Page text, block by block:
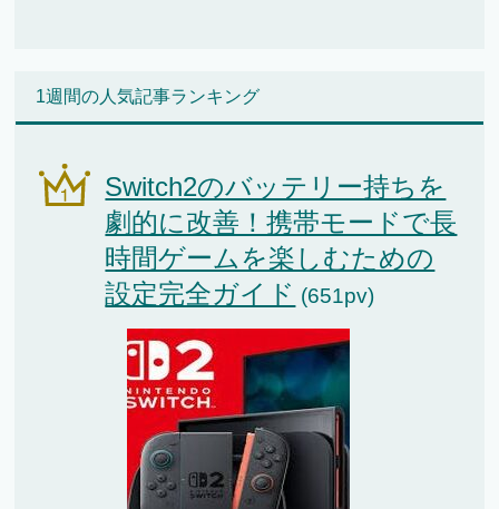
1週間の人気記事ランキング
Switch2のバッテリー持ちを
劇的に改善！携帯モードで長
時間ゲームを楽しむための
設定完全ガイド (651pv)